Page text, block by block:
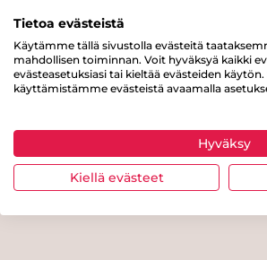
Atria
3kg/
Lue lisää
Atria
Tietoa evästeistä
Käytämme tällä sivustolla evästeitä
mahdollisen toiminnan. Voit hyväksyä kaikki
evästeasetuksiasi tai kieltää evästeiden
käyttämistämme evästeistä avaamalla
Hyväksy
Kiellä evästeet